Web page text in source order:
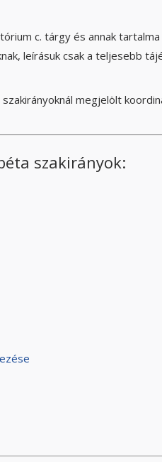
c. tárgy és annak
leírásuk csak a teljesebb
megjelölt
szakirányok: